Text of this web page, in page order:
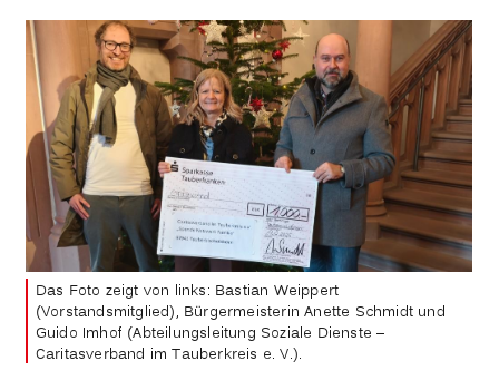
Das Foto zeigt von links: Bastian Weippert
(Vorstandsmitglied), Bürgermeisterin Anette Schmidt und
Guido Imhof (Abteilungsleitung Soziale Dienste –
Caritasverband im Tauberkreis e. V.).